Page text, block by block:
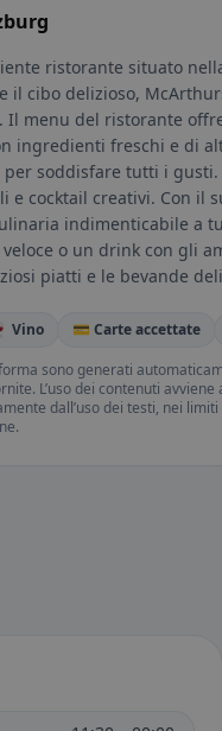
ristorante situato
il cibo delizioso,
Il menu del ristorante
ingredienti freschi e di
per soddisfare tutti i
e cocktail creativi. Con il
indimenticabile a
o un drink con gli
piatti e le bevande
Vino 💳 Carte accettate
sono generati
L’uso dei contenuti
dall’uso dei testi, nei